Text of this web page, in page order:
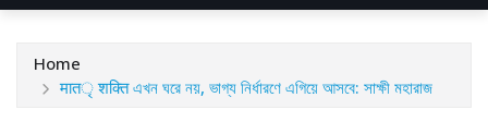
Home
मातৃ शक्ति এখন ঘরে নয়, ভাগ্য নির্ধারণে এগিয়ে আসবে: সাক্ষী মহারাজ